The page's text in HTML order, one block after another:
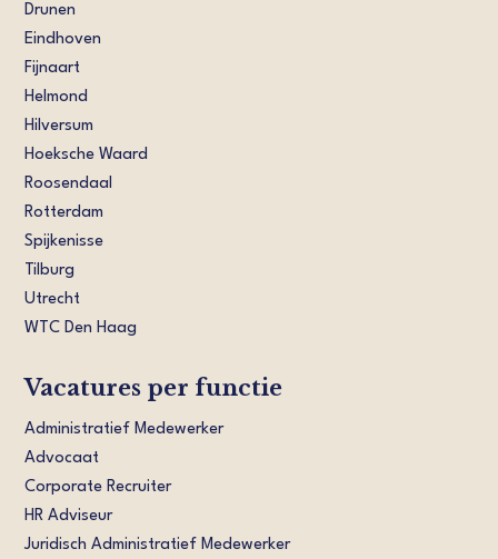
Drunen
Eindhoven
Fijnaart
Helmond
Hilversum
Hoeksche Waard
Roosendaal
Rotterdam
Spijkenisse
Tilburg
Utrecht
WTC Den Haag
Vacatures per functie
Administratief Medewerker
Advocaat
Corporate Recruiter
HR Adviseur
Juridisch Administratief Medewerker